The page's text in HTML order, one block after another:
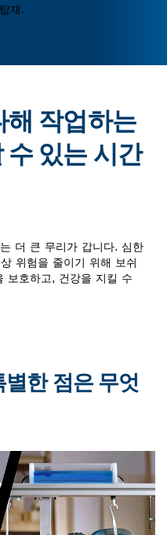
재.
해 작업하는
수 있는 시간
더 큰 무리가 갑니다. 심한
위험을 줄이기 위해 보쉬
보호하고, 건강을 지킬 수
한 점은 무엇